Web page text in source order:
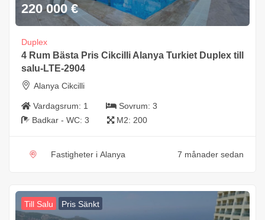
220 000 €
Duplex
4 Rum Bästa Pris Cikcilli Alanya Turkiet Duplex till
salu-LTE-2904
Alanya Cikcilli
Vardagsrum: 1 Sovrum: 3
Badkar - WC: 3 M2: 200
Fastigheter i Alanya 7 månader sedan
Till Salu Pris Sänkt